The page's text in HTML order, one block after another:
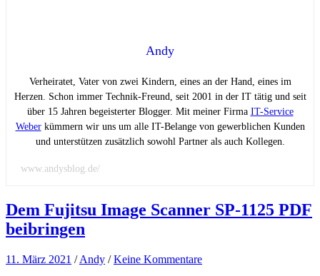
Andy
Verheiratet, Vater von zwei Kindern, eines an der Hand, eines im
Herzen. Schon immer Technik-Freund, seit 2001 in der IT tätig und seit
über 15 Jahren begeisterter Blogger. Mit meiner Firma IT-Service
Weberkümmern wir uns um alle IT-Belange von gewerblichen Kunden
und unterstützen zusätzlich sowohl Partner als auch Kollegen.
www.andysblog.de/
Dem Fujitsu Image Scanner SP-1125 PDF
beibringen
11. März 2021 /Andy /Keine Kommentare